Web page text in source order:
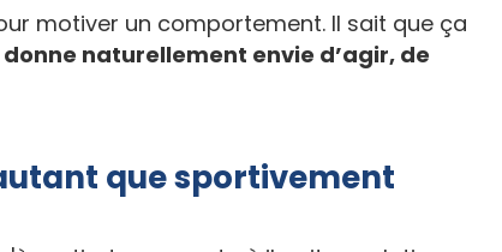
motiver un comportement. Il sait que ça
naturellement envie d’agir, de
que sportivement